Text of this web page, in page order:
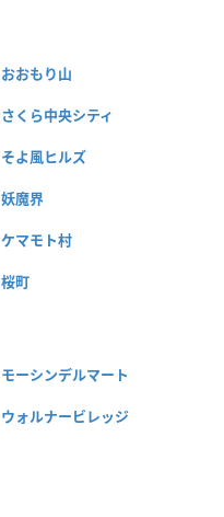
おおもり山
さくら中央シティ
そよ風ヒルズ
妖魔界
ケマモト村
桜町
モーシンデルマート
ウォルナービレッジ